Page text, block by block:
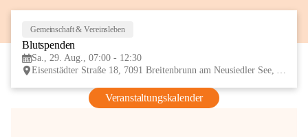
Gemeinschaft & Vereinsleben
Blutspenden
Sa., 29. Aug., 07:00 - 12:30
Eisenstädter Straße 18, 7091 Breitenbrunn am Neusiedler See, AUT
Veranstaltungskalender